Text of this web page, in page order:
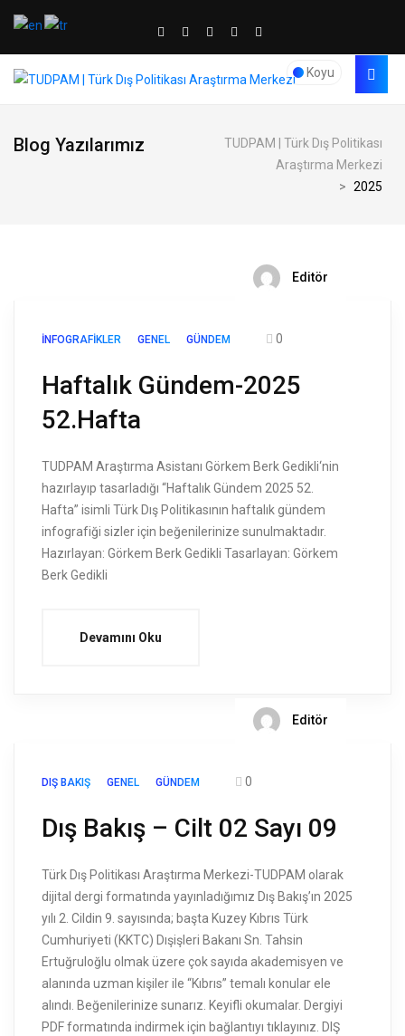
Koyu
Blog Yazılarımız
TUDPAM | Türk Dış Politikası
Araştırma Merkezi
> 2025
Editör
İNFOGRAFIKLER GENEL GÜNDEM 0
Haftalık Gündem-2025
52.Hafta
TUDPAM Araştırma Asistanı Görkem Berk Gedikli‘nin
hazırlayıp tasarladığı “Haftalık Gündem 2025 52.
Hafta” isimli Türk Dış Politikasının haftalık gündem
infografiği sizler için beğenilerinize sunulmaktadır.
Hazırlayan: Görkem Berk Gedikli Tasarlayan: Görkem
Berk Gedikli
Devamını Oku
Editör
DIŞ BAKIŞ GENEL GÜNDEM 0
Dış Bakış – Cilt 02 Sayı 09
Türk Dış Politikası Araştırma Merkezi-TUDPAM olarak
dijital dergi formatında yayınladığımız Dış Bakış’ın 2025
yılı 2. Cildin 9. sayısında; başta Kuzey Kıbrıs Türk
Cumhuriyeti (KKTC) Dışişleri Bakanı Sn. Tahsin
Ertuğruloğlu olmak üzere çok sayıda akademisyen ve
alanında uzman kişiler ile “Kıbrıs” temalı konular ele
alındı. Beğenilerinize sunarız. Keyifli okumalar. Dergiyi
PDF formatında indirmek için bağlantıyı tıklayınız. DIŞ